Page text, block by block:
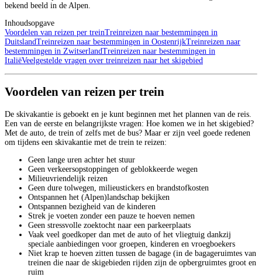
bekend beeld in de Alpen.
Inhoudsopgave
Voordelen van reizen per treinTreinreizen naar bestemmingen in
DuitslandTreinreizen naar bestemmingen in OostenrijkTreinreizen naar
bestemmingen in ZwitserlandTreinreizen naar bestemmingen in
ItaliëVeelgestelde vragen over treinreizen naar het skigebied
Voordelen van reizen per trein
De skivakantie is geboekt en je kunt beginnen met het plannen van de reis.
Een van de eerste en belangrijkste vragen: Hoe komen we in het skigebied?
Met de auto, de trein of zelfs met de bus? Maar er zijn veel goede redenen
om tijdens een skivakantie met de trein te reizen:
Geen lange uren achter het stuur
Geen verkeersopstoppingen of geblokkeerde wegen
Milieuvriendelijk reizen
Geen dure tolwegen, milieustickers en brandstofkosten
Ontspannen het (Alpen)landschap bekijken
Ontspannen bezigheid van de kinderen
Strek je voeten zonder een pauze te hoeven nemen
Geen stressvolle zoektocht naar een parkeerplaats
Vaak veel goedkoper dan met de auto of het vliegtuig dankzij
speciale aanbiedingen voor groepen, kinderen en vroegboekers
Niet krap te hoeven zitten tussen de bagage (in de bagageruimtes van
treinen die naar de skigebieden rijden zijn de opbergruimtes groot en
ruim